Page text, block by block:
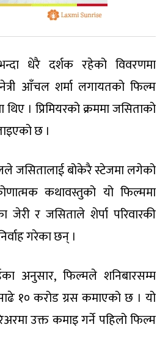
धेरै दर्शक रहेको विवरणमा
आँचल शर्मा लगायतको फिल्म
। प्रिमियरको क्रममा जसिताको
छ ।
जसितालाई बोकेरै स्टेजमा लगेको
कथावस्तुको यो फिल्ममा
जेरी र जसिताले शेर्पा परिवारकी
गरेका छन् ।
अनुसार, फिल्मले शनिबारसम्म
१० करोड ग्रस कमाएको छ । यो
उक्त कमाइ गर्ने पहिलो फिल्म